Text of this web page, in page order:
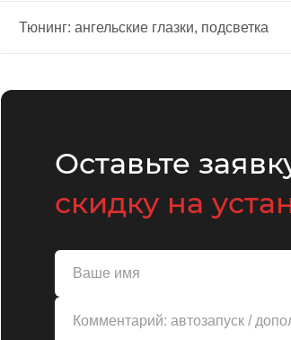
Тюнинг: ангельские глазки, подсветка
Оставьте
скидку на